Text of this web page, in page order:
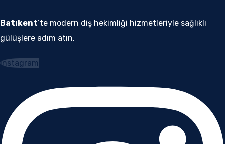
Batıkent’te modern diş hekimliği hizmetleriyle sağlıklı
gülüşlere adım atın.
Instagram